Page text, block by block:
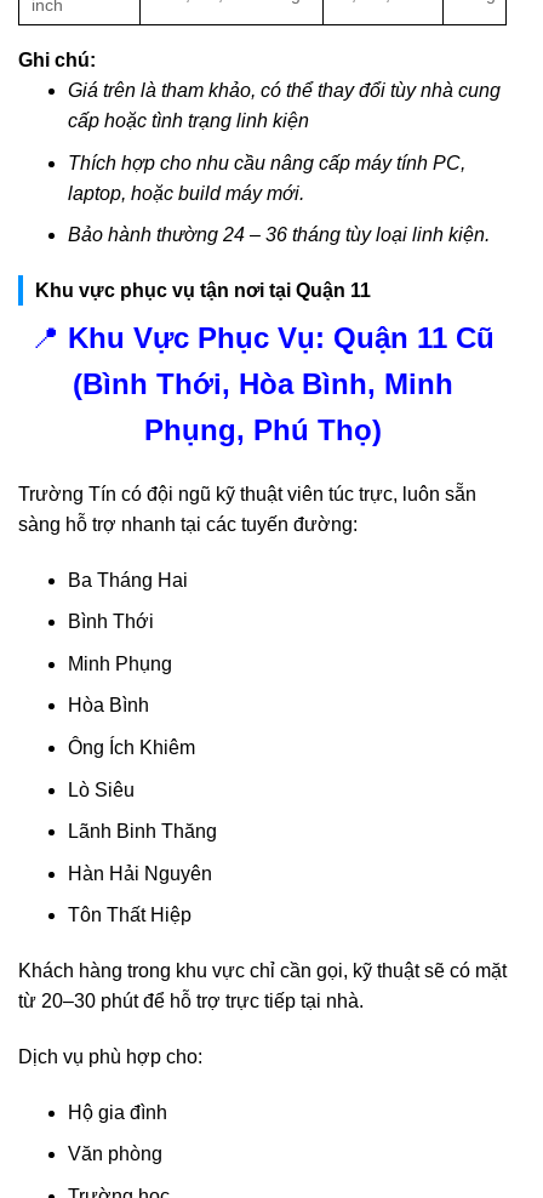
inch
Ghi chú:
Giá trên là tham khảo, có thể thay đổi tùy nhà cung
cấp hoặc tình trạng linh kiện
Thích hợp cho nhu cầu nâng cấp máy tính PC,
laptop, hoặc build máy mới.
Bảo hành thường 24 – 36 tháng tùy loại linh kiện.
Khu vực phục vụ tận nơi tại Quận 11
📍 Khu Vực Phục Vụ: Quận 11 Cũ
(Bình Thới, Hòa Bình, Minh
Phụng, Phú Thọ)
Trường Tín có đội ngũ kỹ thuật viên túc trực, luôn sẵn
sàng hỗ trợ nhanh tại các tuyến đường:
Ba Tháng Hai
Bình Thới
Minh Phụng
Hòa Bình
Ông Ích Khiêm
Lò Siêu
Lãnh Binh Thăng
Hàn Hải Nguyên
Tôn Thất Hiệp
Khách hàng trong khu vực chỉ cần gọi, kỹ thuật sẽ có mặt
từ 20–30 phút để hỗ trợ trực tiếp tại nhà.
Dịch vụ phù hợp cho:
Hộ gia đình
Văn phòng